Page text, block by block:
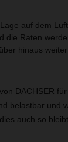
auf dem
die Raten
hinaus weiter
DACHSER
belastbar und
auch so bleibt.